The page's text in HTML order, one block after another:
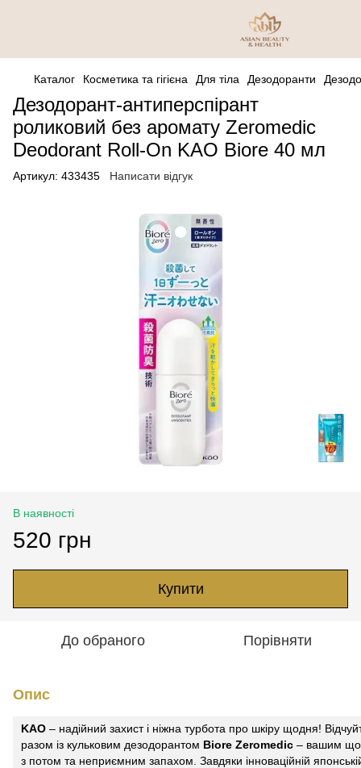
Каталог Косметика та гігієна Для тіла Дезодоранти
Дезодорант-антиперспірант
роликовий без аромату Zeromedic
Deodorant Roll-On KAO Biore 40 мл
Артикул: 433435 Написати відгук
В наявності
520 грн
Купити
До обраного Порівняти
Опис
KAO – надійний захисті ніжна турбота про шкіру щодня!
разом із кульковим дезодорантом Biore Zeromedic – вашим
з потом та неприємним запахом . Завдяки інноваційній